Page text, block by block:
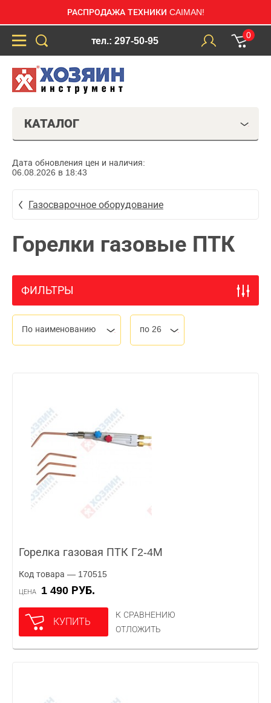
РАСПРОДАЖА ТЕХНИКИ CAIMAN!
тел.: 297-50-95
0
КАТАЛОГ
Дата обновления цен и наличия:
06.08.2026 в 18:43
Газосварочное оборудование
Горелки газовые ПТК
ФИЛЬТРЫ
По наименованию по 26
Горелка газовая ПТК Г2-4М
Код товара — 170515
ЦЕНА 1 490 РУБ.
КУПИТЬ
К СРАВНЕНИЮ
ОТЛОЖИТЬ